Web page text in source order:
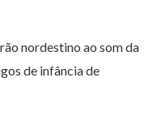
nordestino ao som da
de infância de